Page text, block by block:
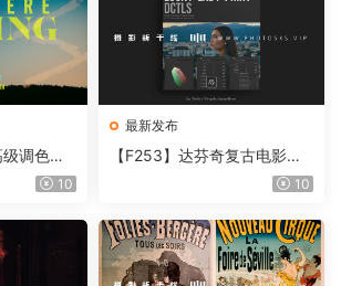
调色插
WinMac10
最新发布
【F253】达芬奇复古电影胶
片质感DCTL节点调色预设 M
T V4.0
10